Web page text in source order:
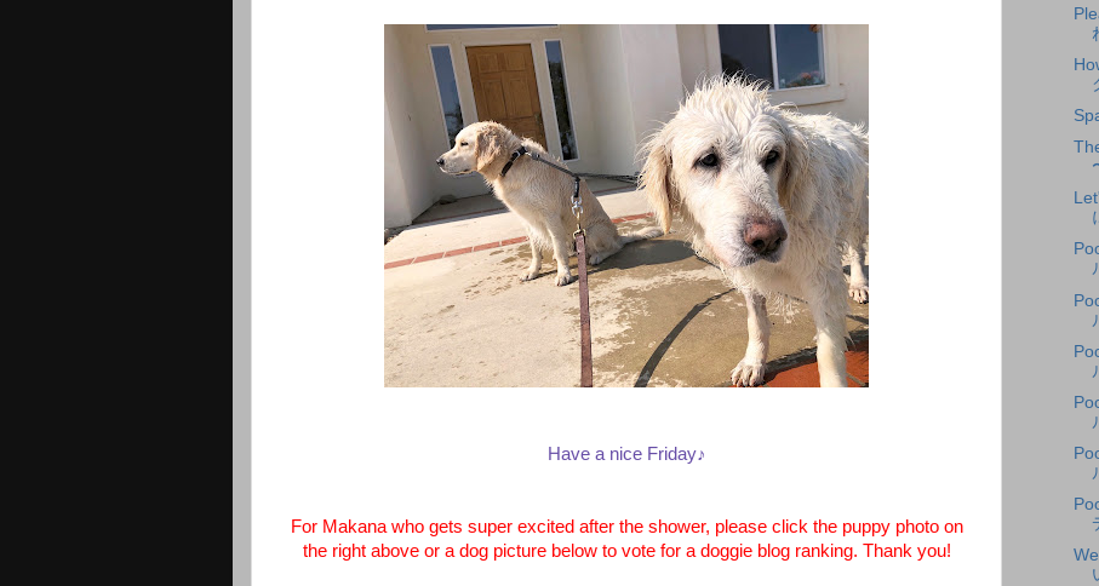
Have a nice Friday♪
For Makana who gets super excited after the shower, please click the puppy photo on
the right above or a dog picture below to vote for a doggie blog ranking. Thank you!